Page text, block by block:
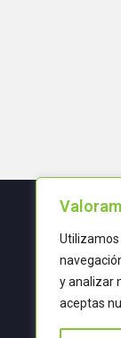
y analizar
aceptas